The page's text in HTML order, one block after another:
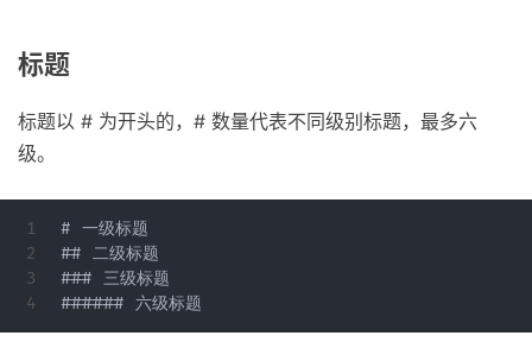
标题
标题以 # 为开头的，# 数量代表不同级别标题，最多六
级。
1
2
3
# 一级标题
## 二级标题
### 三级标题